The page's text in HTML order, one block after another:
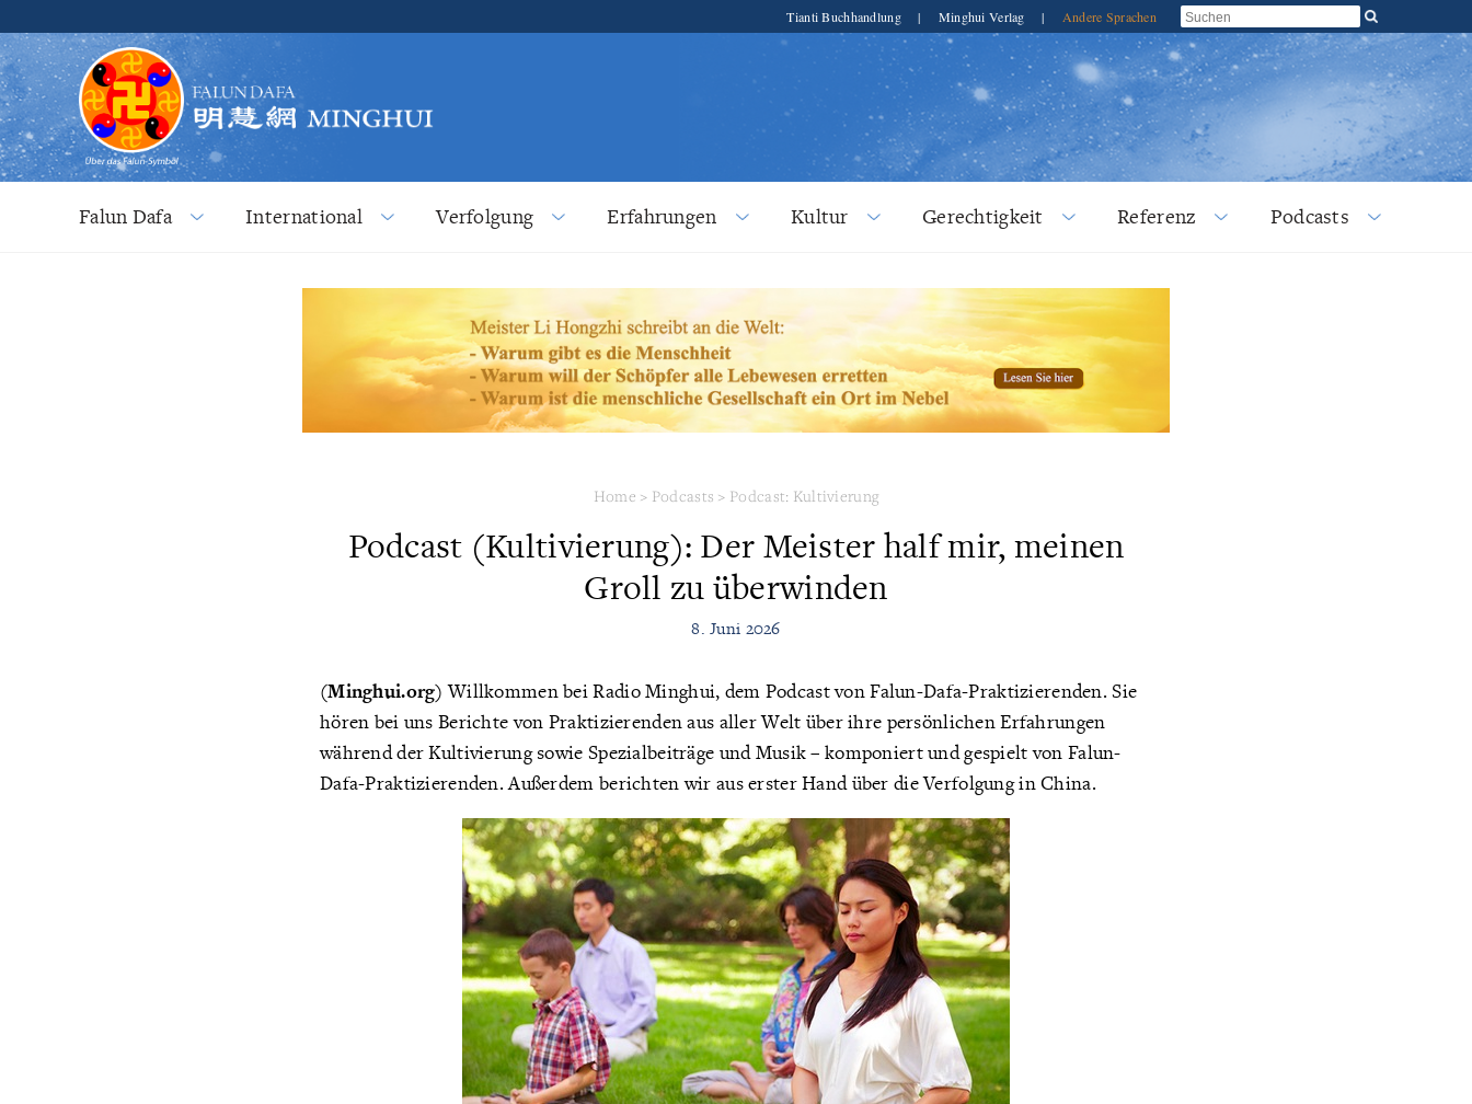
Tianti Buchhandlung | Minghui Verlag | Andere Sprachen
Falun Dafa International Verfolgung Erfahrungen Kultur Gerechtigkeit Referenz Podcasts
Home > Podcasts > Podcast: Kultivierung
Podcast (Kultivierung): Der Meister half mir, meinen
Groll zu überwinden
8. Juni 2026
(Minghui.org) Willkommen bei Radio Minghui, dem Podcast von Falun-Dafa-Praktizierenden. Sie
hören bei uns Berichte von Praktizierenden aus aller Welt über ihre persönlichen Erfahrungen
während der Kultivierung sowie Spezialbeiträge und Musik – komponiert und gespielt von Falun-
Dafa-Praktizierenden. Außerdem berichten wir aus erster Hand über die Verfolgung in China.